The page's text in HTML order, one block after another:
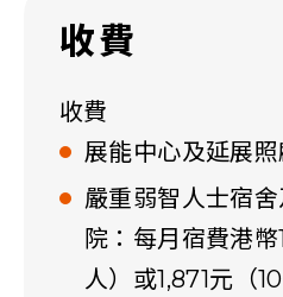
收費
收費
展能中心及延展
嚴重弱智人士宿
院：每月宿費港
人）或1,871元（